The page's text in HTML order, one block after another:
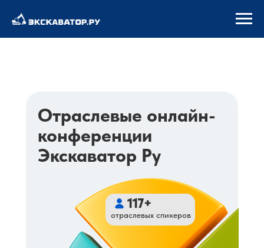
Отраслевые онлайн-
конференции
Экскаватор Ру
отраслевых спикеров
117+